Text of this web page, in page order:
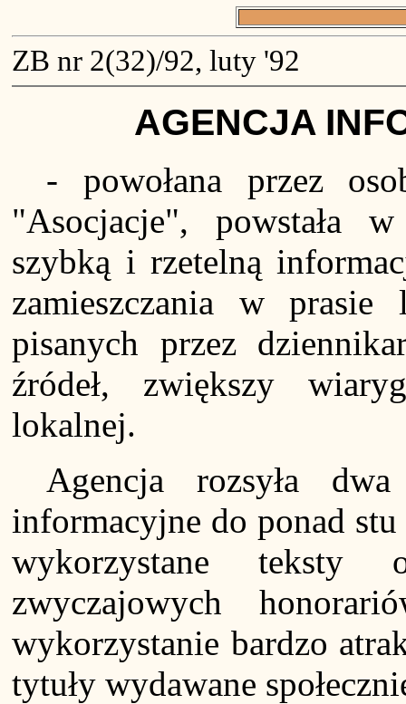
ZB nr 2(32)/92, luty '92
AGENCJA
- powołana przez
"Asocjacje", powstała
szybką i rzetelną
zamieszczania w
pisanych przez
źródeł, zwiększy
lokalnej.
Agencja rozsyła
informacyjne do ponad stu
wykorzystane teksty
zwyczajowych
wykorzystanie bardzo
tytuły wydawane